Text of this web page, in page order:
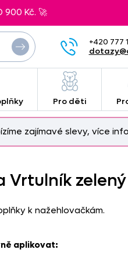
+420 777
900 Kč. 🚀
Pro děti
zajímavé slevy, více
Vrtulník zelený
k nažehlovačkám.
aplikovat: